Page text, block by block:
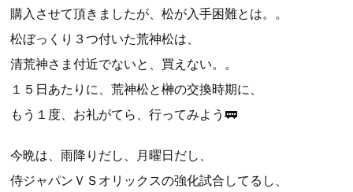
購入させて頂きましたが、松が入手困難とは。。
松ぼっくり３つ付いた荒神松は、
清荒神さま付近でないと、買えない。。
１５日あたりに、荒神松と榊の交換時期に、
もう１度、お礼がてら、行ってみよう🚃
今晩は、雨降りだし、月曜日だし、
侍ジャパンＶＳオリックスの強化試合してるし、